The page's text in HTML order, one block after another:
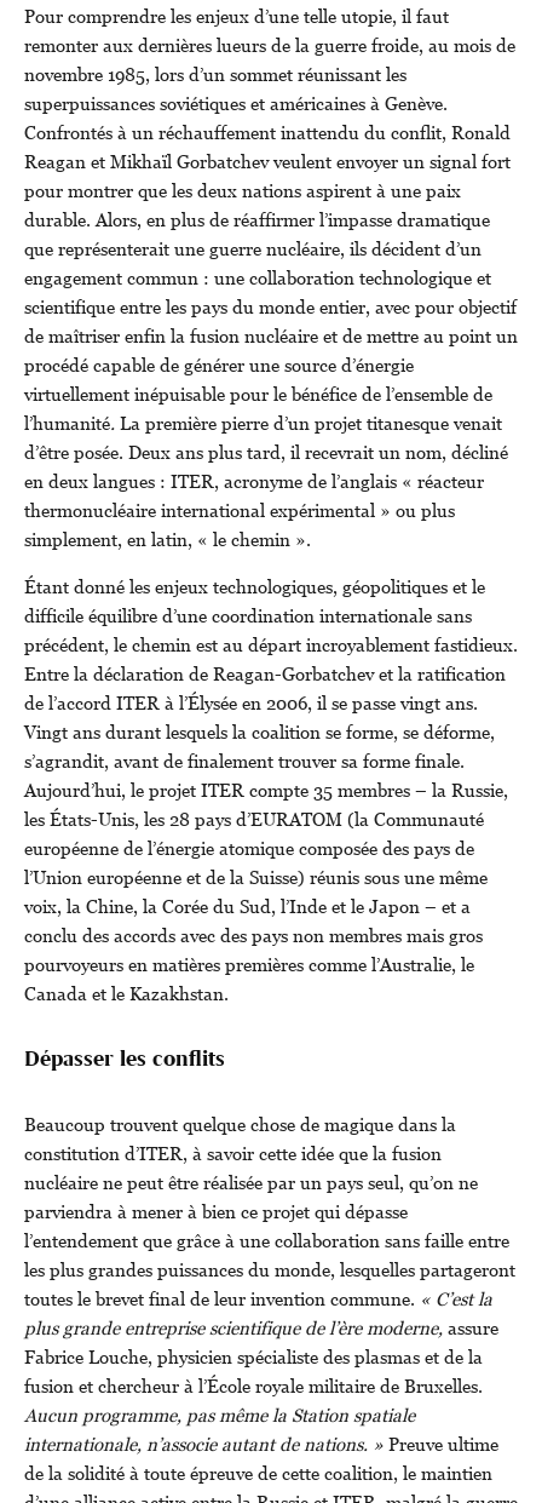
Pour comprendre les enjeux d’une telle utopie, il faut
remonter aux dernières lueurs de la guerre froide, au mois de
novembre 1985, lors d’un sommet réunissant les
superpuissances soviétiques et américaines à Genève.
Confrontés à un réchauffement inattendu du conflit, Ronald
Reagan et Mikhaïl Gorbatchev veulent envoyer un signal fort
pour montrer que les deux nations aspirent à une paix
durable. Alors, en plus de réaffirmer l’impasse dramatique
que représenterait une guerre nucléaire, ils décident d’un
engagement commun : une collaboration technologique et
scientifique entre les pays du monde entier, avec pour objectif
de maîtriser enfin la fusion nucléaire et de mettre au point un
procédé capable de générer une source d’énergie
virtuellement inépuisable pour le bénéfice de l’ensemble de
l’humanité.La première pierre d’un projet titanesque venait
d’être posée. Deux ans plus tard, il recevrait un nom, décliné
en deux langues : ITER, acronyme de l’anglais « réacteur
thermonucléaire international expérimental » ou plus
simplement, en latin, « le chemin ».
Étant donné les enjeux technologiques, géopolitiques et le
difficile équilibre d’une coordination internationale sans
précédent, le chemin est au départ incroyablement fastidieux.
Entre la déclaration de Reagan-Gorbatchev et la ratification
de l’accord ITER à l’Élysée en 2006, il se passe vingt ans.
Vingt ans durant lesquels la coalition se forme, se déforme,
s’agrandit, avant de finalement trouver sa forme finale.
Aujourd’hui, le projet ITER compte 35 membres – la Russie,
les États-Unis, les 28 pays d’EURATOM (la Communauté
européenne de l’énergie atomique composée des pays de
l’Union européenne et de la Suisse) réunis sous une même
voix, la Chine, la Corée du Sud, l’Inde et le Japon – et a
conclu des accords avec des pays non membres mais gros
pourvoyeurs en matières premières comme l’Australie, le
Canada et le Kazakhstan.
Dépasser les conflits
Beaucoup trouvent quelque chose de magique dans la
constitution d’ITER, à savoir cette idée que la fusion
nucléaire ne peut être réalisée par un pays seul, qu’on ne
parviendra à mener à bien ce projet qui dépasse
l’entendement que grâce à une collaboration sans faille entre
les plus grandes puissances du monde, lesquelles partageront
toutes le brevet final de leur invention commune. « C’est la
plus grande entreprise scientifique de l’ère moderne,assure
Fabrice Louche, physicien spécialiste des plasmas et de la
fusion et chercheur à l’École royale militaire de Bruxelles.
Aucun programme, pas même la Station spatiale
internationale, n’associe autant de nations. »Preuve ultime
de la solidité à toute épreuve de cette coalition, le maintien